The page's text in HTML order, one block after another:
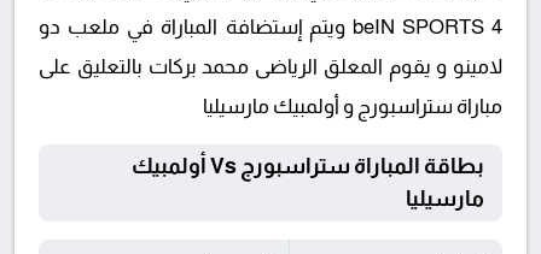
beIN SPORTS 4 ويتم إستضافة المباراة في ملعب دو
لامينو و يقوم المعلق الرياضى محمد بركات بالتعليق على
مباراة ستراسبورج و أولمبيك مارسيليا
بطاقة المباراة ستراسبورج Vs أولمبيك
مارسيليا